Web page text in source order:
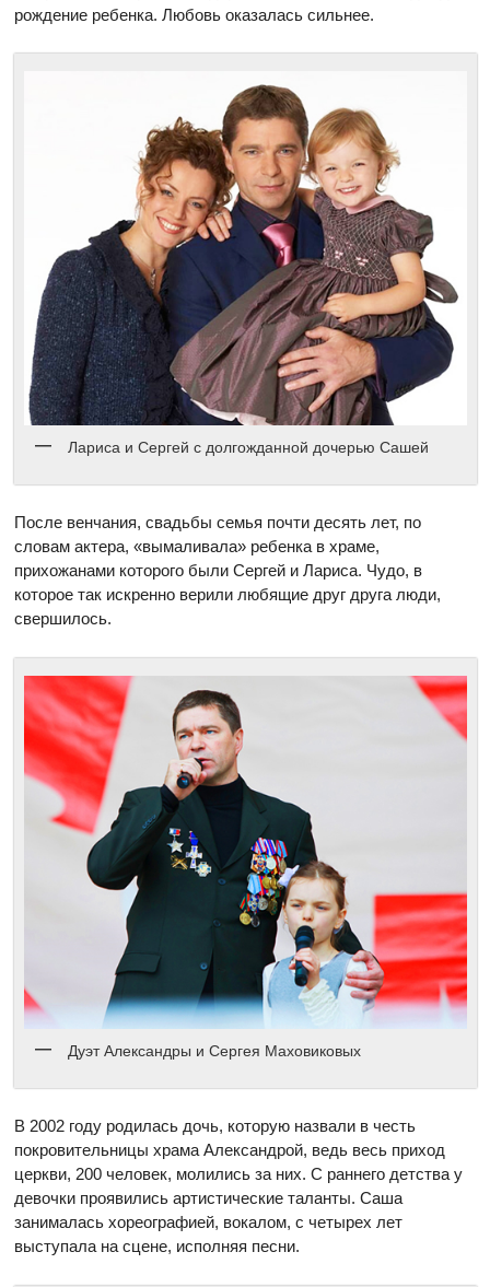
рождение ребенка. Любовь оказалась сильнее.
Лариса и Сергей с долгожданной дочерью Сашей
После венчания, свадьбы семья почти десять лет, по
словам актера, «вымаливала» ребенка в храме,
прихожанами которого были Сергей и Лариса. Чудо, в
которое так искренно верили любящие друг друга люди,
свершилось.
Дуэт Александры и Сергея Маховиковых
В 2002 году родилась дочь, которую назвали в честь
покровительницы храма Александрой, ведь весь приход
церкви, 200 человек, молились за них. С раннего детства у
девочки проявились артистические таланты. Саша
занималась хореографией, вокалом, с четырех лет
выступала на сцене, исполняя песни.